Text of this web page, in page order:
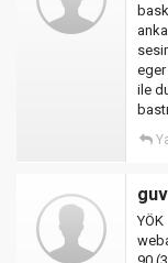
eger
ile
YÖK